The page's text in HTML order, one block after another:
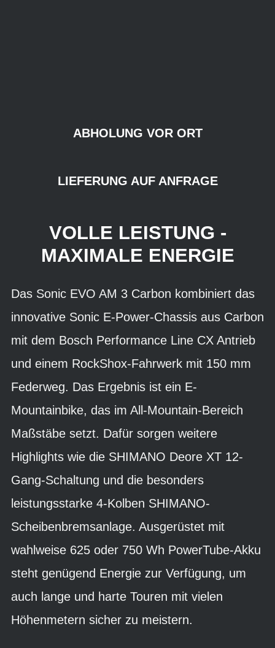
ABHOLUNG VOR ORT
LIEFERUNG AUF ANFRAGE
VOLLE LEISTUNG -
MAXIMALE ENERGIE
Das Sonic EVO AM 3 Carbon kombiniert das
innovative Sonic E-Power-Chassis aus Carbon
mit dem Bosch Performance Line CX Antrieb
und einem RockShox-Fahrwerk mit 150 mm
Federweg. Das Ergebnis ist ein E-
Mountainbike, das im All-Mountain-Bereich
Maßstäbe setzt. Dafür sorgen weitere
Highlights wie die SHIMANO Deore XT 12-
Gang-Schaltung und die besonders
leistungsstarke 4-Kolben SHIMANO-
Scheibenbremsanlage. Ausgerüstet mit
wahlweise 625 oder 750 Wh PowerTube-Akku
steht genügend Energie zur Verfügung, um
auch lange und harte Touren mit vielen
Höhenmetern sicher zu meistern.